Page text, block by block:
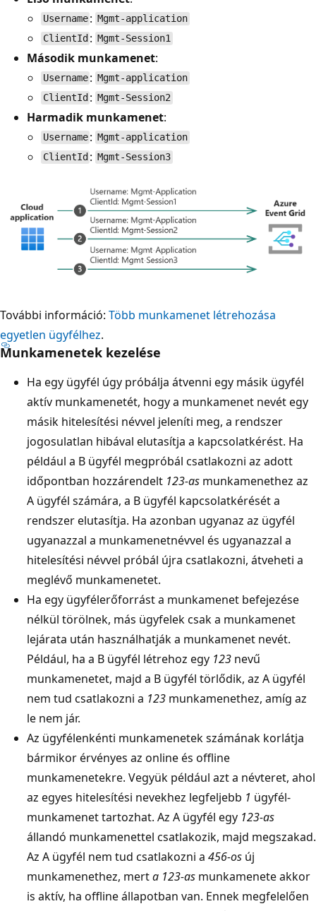
Username : Mgmt-application
ClientId : Mgmt-Session1
Második munkamenet:
Username : Mgmt-application
ClientId : Mgmt-Session2
Harmadik munkamenet:
Username : Mgmt-application
ClientId : Mgmt-Session3
További információ: Több munkamenet létrehozása
egyetlen ügyfélhez.
Munkamenetek kezelése
Ha egy ügyfél úgy próbálja átvenni egy másik ügyfél
aktív munkamenetét, hogy a munkamenet nevét egy
másik hitelesítési névvel jeleníti meg, a rendszer
jogosulatlan hibával elutasítja a kapcsolatkérést. Ha
például a B ügyfél megpróbál csatlakozni az adott
időpontban hozzárendelt 123-as munkamenethez az
A ügyfél számára, a B ügyfél kapcsolatkérését a
rendszer elutasítja. Ha azonban ugyanaz az ügyfél
ugyanazzal a munkamenetnévvel és ugyanazzal a
hitelesítési névvel próbál újra csatlakozni, átveheti a
meglévő munkamenetet.
Ha egy ügyfélerőforrást a munkamenet befejezése
nélkül törölnek, más ügyfelek csak a munkamenet
lejárata után használhatják a munkamenet nevét.
Például, ha a B ügyfél létrehoz egy 123 nevű
munkamenetet, majd a B ügyfél törlődik, az A ügyfél
nem tud csatlakozni a 123 munkamenethez, amíg az
le nem jár.
Az ügyfélenkénti munkamenetek számának korlátja
bármikor érvényes az online és offline
munkamenetekre. Vegyük például azt a névteret, ahol
az egyes hitelesítési nevekhez legfeljebb 1 ügyfél-
munkamenet tartozhat. Az A ügyfél egy 123-as
állandó munkamenettel csatlakozik, majd megszakad.
Az A ügyfél nem tud csatlakozni a 456-os új
munkamenethez, merta 123-as munkamenete akkor
is aktív, ha offline állapotban van. Ennek megfelelően